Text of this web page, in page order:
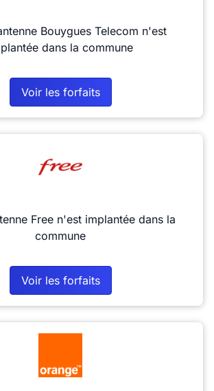
Bouygues Telecom n'est
dans la commune
Voir les forfaits
Free n'est implantée dans la
commune
Voir les forfaits